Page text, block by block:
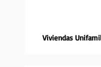
Viviendas